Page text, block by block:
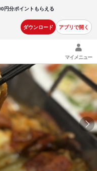
円分ポイントもらえる
ダウンロード アプリで開く
マイメニュー